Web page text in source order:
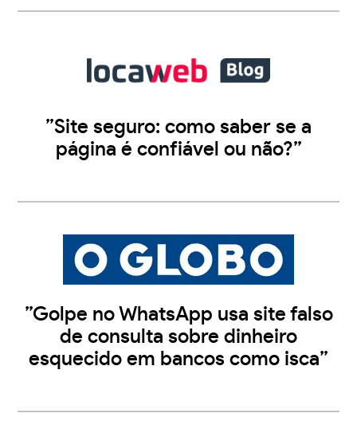
”Site seguro: como saber se a
página é confiável ou não?”
”Golpe no WhatsApp usa site falso
de consulta sobre dinheiro
esquecido em bancos como isca”